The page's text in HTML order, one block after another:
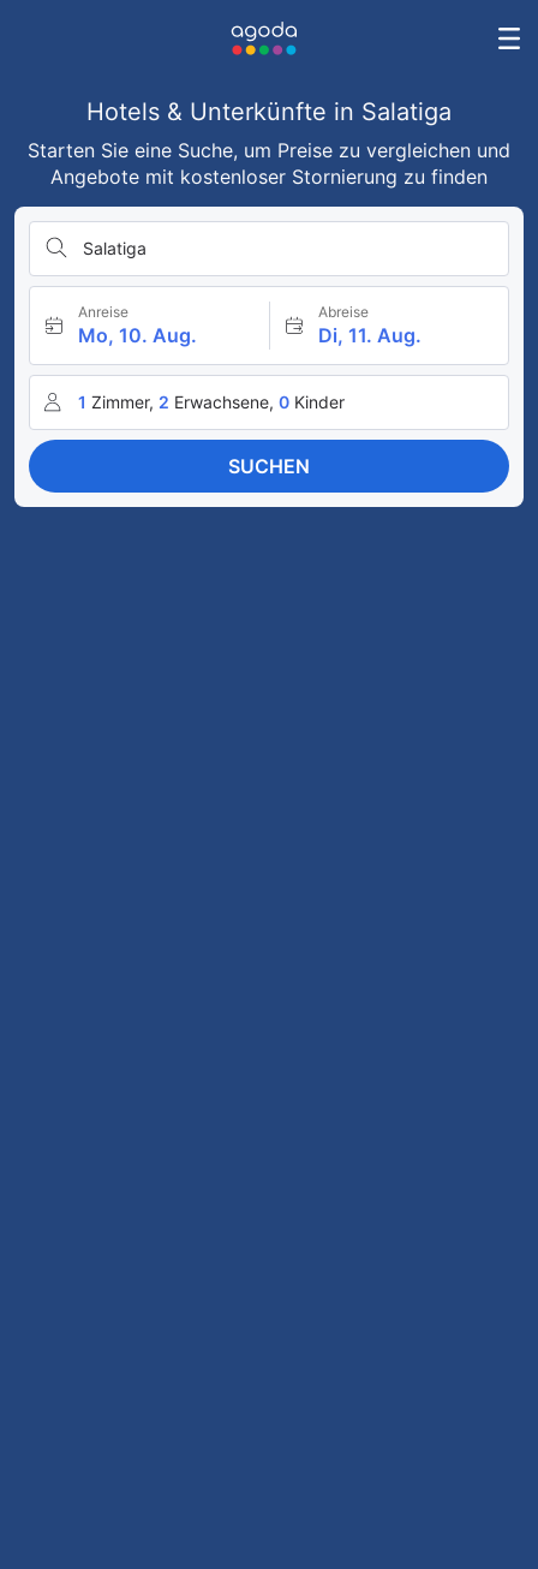
Hotels & Unterkünfte in Salatiga
Starten Sie eine Suche, um Preise zu vergleichen und
Angebote mit kostenloser Stornierung zu finden
Salatiga
Anreise
Mo, 10. Aug.
Abreise
Di, 11. Aug.
1 Zimmer, 2 Erwachsene, 0 Kinder
SUCHEN